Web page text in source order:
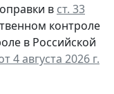
в ст. 33
контроле
в Российской
4 августа 2026 г.